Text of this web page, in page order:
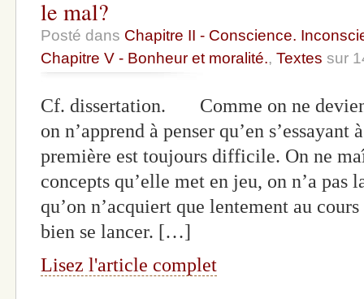
le mal?
Posté dans Chapitre II - Conscience.
Chapitre V - Bonheur et moralité., Textes sur
Cf. dissertation. Comme on ne
on n’apprend à penser qu’en
première est toujours difficile. On ne
concepts qu’elle met en jeu, on n’a pas
qu’on n’acquiert que lentement au
bien se lancer. […]
Lisez l'article complet